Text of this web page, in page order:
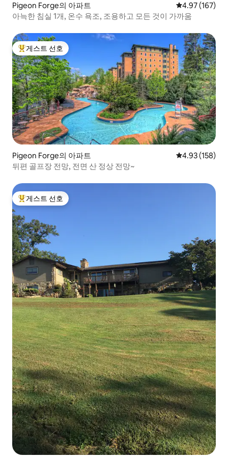
Pigeon Forge의 아파트 평점 4.97점(5
4.97 (167)
아늑한 침실 1개, 온수 욕조, 조용하고 모든 것이 가까움
상위 게스트 선호
게스트 선호
Pigeon Forge의 아파트 평점 4.93점(5
4.93 (158)
뒤편 골프장 전망, 전면 산 정상 전망~
상위 게스트 선호
게스트 선호